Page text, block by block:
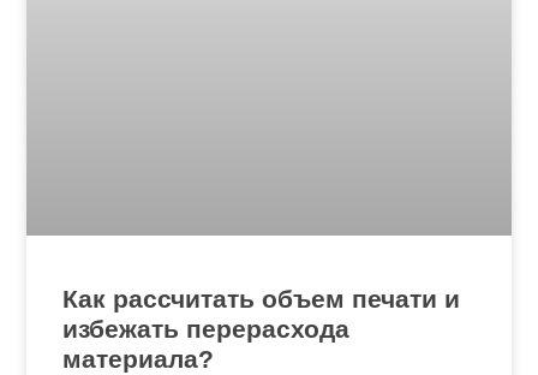
Как рассчитать объем печати и
избежать перерасхода
материала?